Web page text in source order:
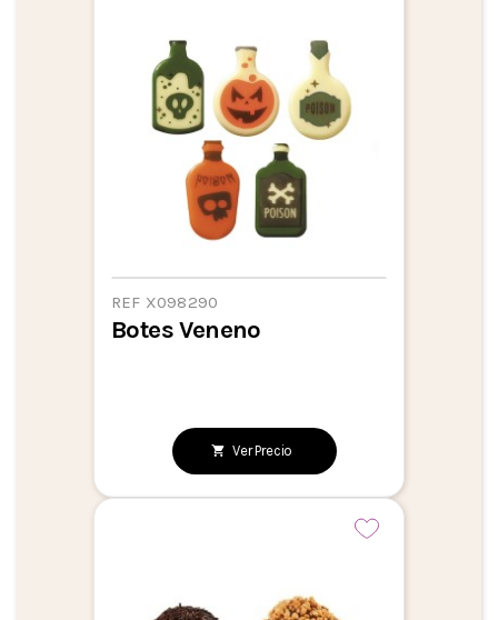
REF X098290
Botes Veneno
Ver Precio